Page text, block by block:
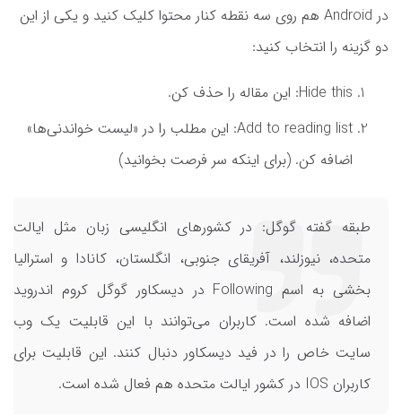
در Android هم روی سه نقطه کنار محتوا کلیک کنید و یکی از این
دو گزینه‌ را انتخاب کنید:
Hide this: این مقاله را حذف کن.
Add to reading list: این مطلب را در «لیست خواندنی‌ها»
اضافه کن. (برای اینکه سر فرصت بخوانید)
طبقه گفته گوگل: در کشورهای انگلیسی زبان مثل ایالت
متحده، نیوزلند، آفریقای جنوبی، انگلستان، کانادا و استرالیا
بخشی به اسم Following در دیسکاور گوگل کروم اندروید
اضافه شده است. کاربران می‌توانند با این قابلیت یک وب
سایت خاص را در فید دیسکاور دنبال کنند. این قابلیت برای
کاربران IOS در کشور ایالت متحده هم فعال شده است.